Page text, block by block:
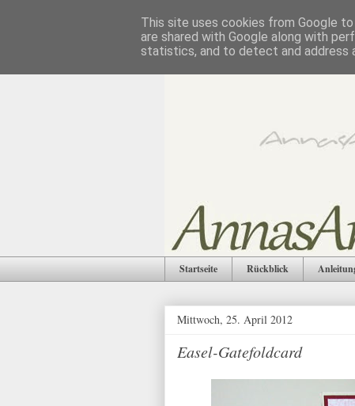
Startseite Rückblick
Mittwoch, 25. April 2012
Easel-Gatefoldcard
This site uses cookies from Google
are shared with Google along with
statistics, and to detect and address